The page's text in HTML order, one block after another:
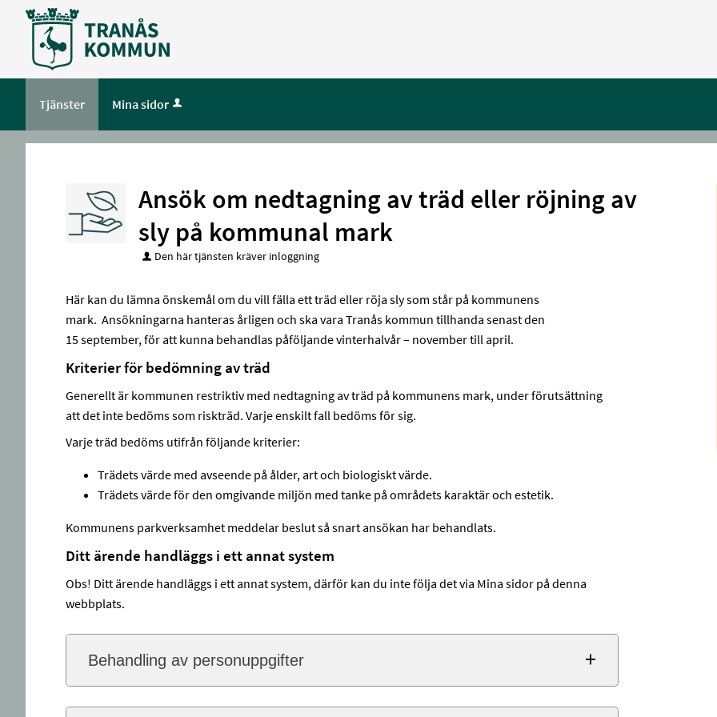
Välkommen
tjänster
kommun
Tjänster Mina sidor
Ansök om nedtagning av träd eller röjning av
sly på kommunal mark
Den här tjänsten kräver inloggning
Här kan du lämna önskemål om du vill fälla ett träd eller röja sly som står på kommunens
mark. Ansökningarna hanteras årligen och ska vara Tranås kommun tillhanda senast den
15 september, för att kunna behandlas påföljande vinterhalvår – november till april.
Kriterier för bedömning av träd
Generellt är kommunen restriktiv med nedtagning av träd på kommunens mark, under förutsättning
att det inte bedöms som riskträd. Varje enskilt fall bedöms för sig.
Varje träd bedöms utifrån följande kriterier:
Trädets värde med avseende på ålder, art och biologiskt värde.
Trädets värde för den omgivande miljön med tanke på områdets karaktär och estetik.
Kommunens parkverksamhet meddelar beslut så snart ansökan har behandlats.
Ditt ärende handläggs i ett annat system
Obs! Ditt ärende handläggs i ett annat system, därför kan du inte följa det via Mina sidor på denna
webbplats.
Behandling av personuppgifter